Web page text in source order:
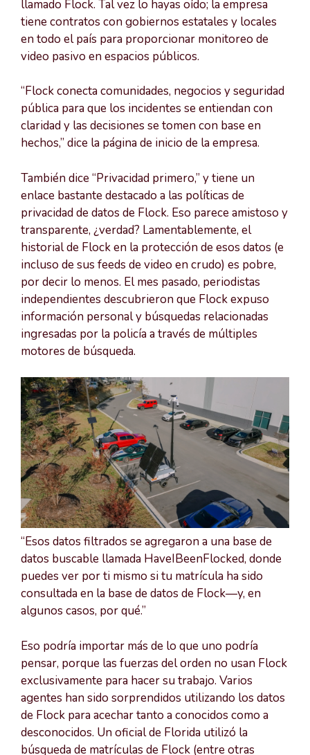
llamado Flock. Tal vez lo hayas oído; la empresa
tiene contratos con gobiernos estatales y locales
en todo el país para proporcionar monitoreo de
video pasivo en espacios públicos.
“Flock conecta comunidades, negocios y seguridad
pública para que los incidentes se entiendan con
claridad y las decisiones se tomen con base en
hechos,” dice la página de inicio de la empresa.
También dice “Privacidad primero,” y tiene un
enlace bastante destacado a las políticas de
privacidad de datos de Flock. Eso parece amistoso y
transparente, ¿verdad? Lamentablemente, el
historial de Flock en la protección de esos datos (e
incluso de sus feeds de video en crudo) es pobre,
por decir lo menos. El mes pasado, periodistas
independientes descubrieron que Flock expuso
información personal y búsquedas relacionadas
ingresadas por la policía a través de múltiples
motores de búsqueda.
“Esos datos filtrados se agregaron a una base de
datos buscable llamada HaveIBeenFlocked, donde
puedes ver por ti mismo si tu matrícula ha sido
consultada en la base de datos de Flock—y, en
algunos casos, por qué.”
Eso podría importar más de lo que uno podría
pensar, porque las fuerzas del orden no usan Flock
exclusivamente para hacer su trabajo. Varios
agentes han sido sorprendidos utilizando los datos
de Flock para acechar tanto a conocidos como a
desconocidos. Un oficial de Florida utilizó la
búsqueda de matrículas de Flock (entre otras